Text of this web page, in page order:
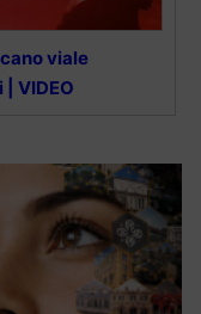
viale
VIDEO